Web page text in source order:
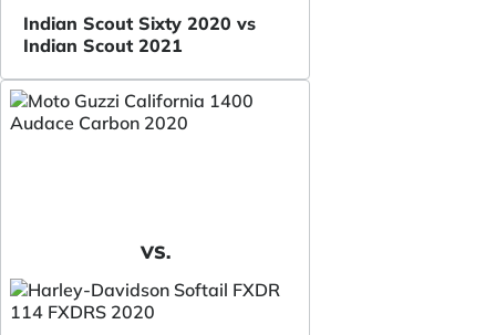
Indian Scout Sixty 2020 vs
Indian Scout 2021
VS.